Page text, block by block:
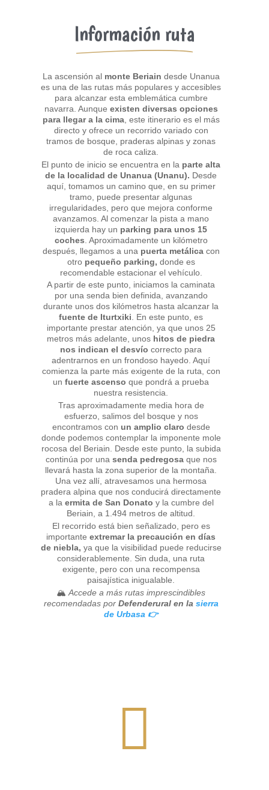
Información ruta
La ascensión al monte Beriain desde Unanua
es una de las rutas más populares y accesibles
para alcanzar esta emblemática cumbre
navarra. Aunque existen diversas opciones
para llegar a la cima, este itinerario es el más
directo y ofrece un recorrido variado con
tramos de bosque, praderas alpinas y zonas
de roca caliza.
El punto de inicio se encuentra en la parte alta
de la localidad de Unanua (Unanu). Desde
aquí, tomamos un camino que, en su primer
tramo, puede presentar algunas
irregularidades, pero que mejora conforme
avanzamos. Al comenzar la pista a mano
izquierda hay un parking para unos 15
coches . Aproximadamente un kilómetro
después, llegamos a una puerta metálicacon
otro pequeño parking, donde es
recomendable estacionar el vehículo.
A partir de este punto, iniciamos la caminata
por una senda bien definida, avanzando
durante unos dos kilómetros hasta alcanzar la
fuente de Iturtxiki. En este punto, es
importante prestar atención, ya que unos 25
metros más adelante, unos hitos de piedra
nos indican el desvío correcto para
adentrarnos en un frondoso hayedo. Aquí
comienza la parte más exigente de la ruta, con
unfuerte ascenso que pondrá a prueba
nuestra resistencia.
Tras aproximadamente media hora de
esfuerzo, salimos del bosque y nos
encontramos con un amplio claro desde
donde podemos contemplar la imponente mole
rocosa del Beriain. Desde este punto, la subida
continúa por una senda pedregosaque nos
llevará hasta la zona superior de la montaña.
Una vez allí, atravesamos una hermosa
pradera alpina que nos conducirá directamente
a la ermita de San Donato y la cumbre del
Beriain, a 1.494 metros de altitud.
El recorrido está bien señalizado, pero es
importanteextremar la precaución en días
de niebla, ya que la visibilidad puede reducirse
considerablemente. Sin duda, una ruta
exigente, pero con una recompensa
paisajística inigualable.
🏔️Accede a más rutas imprescindibles
recomendadas por Defenderural en la sierra
de Urbasa 👉
